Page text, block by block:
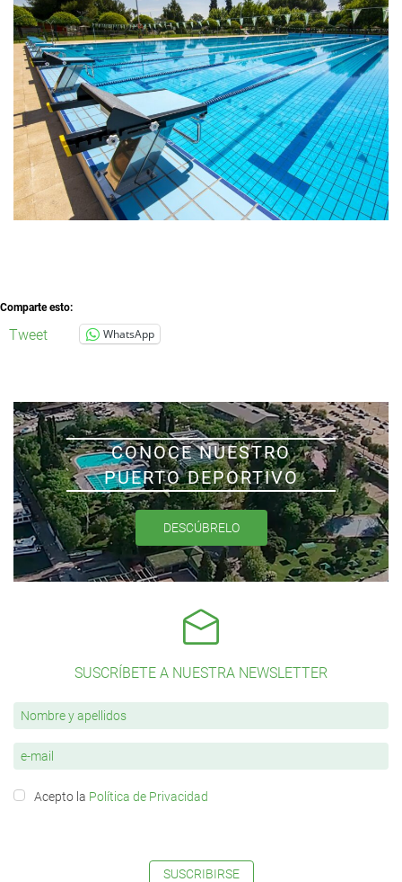
Comparte esto:
Tweet WhatsApp
CONOCE NUESTRO
PUERTO DEPORTIVO
DESCÚBRELO
SUSCRÍBETE A NUESTRA NEWSLETTER
Acepto la Política de Privacidad
SUSCRIBIRSE